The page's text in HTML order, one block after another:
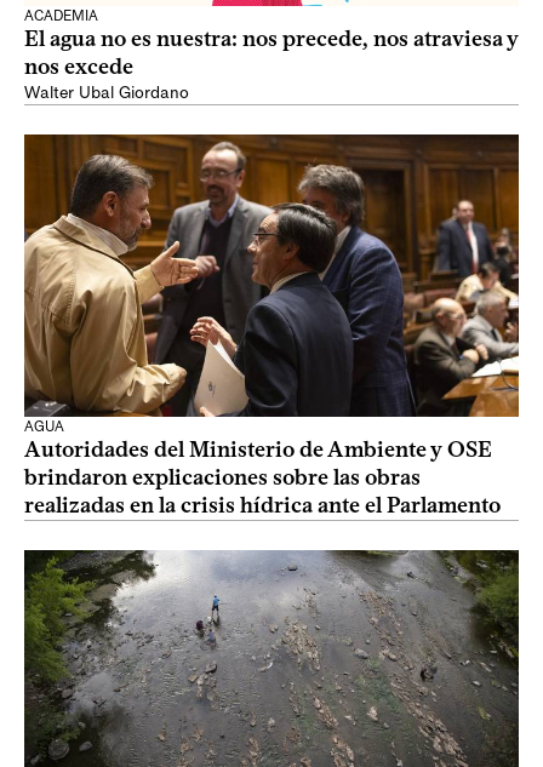
ACADEMIA
El agua no es nuestra: nos precede, nos atraviesa y
nos excede
Walter Ubal Giordano
AGUA
Autoridades del Ministerio de Ambiente y OSE
brindaron explicaciones sobre las obras
realizadas en la crisis hídrica ante el Parlamento